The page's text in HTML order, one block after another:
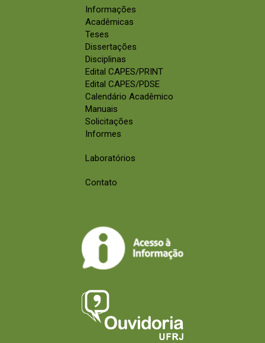
Informações
Acadêmicas
Teses
Dissertações
Disciplinas
Edital CAPES/PRINT
Edital CAPES/PDSE
Calendário Acadêmico
Manuais
Solicitações
Informes
Laboratórios
Contato